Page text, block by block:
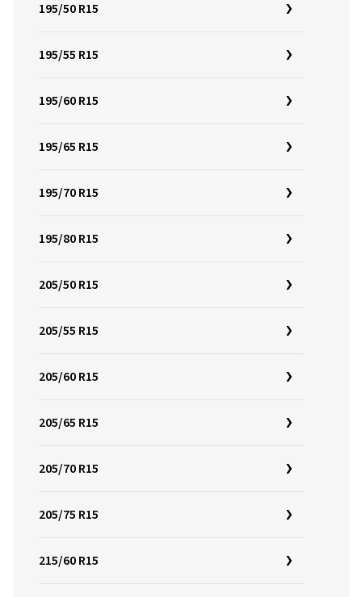
195/50 R15
195/55 R15
195/60 R15
195/65 R15
195/70 R15
195/80 R15
205/50 R15
205/55 R15
205/60 R15
205/65 R15
205/70 R15
205/75 R15
215/60 R15